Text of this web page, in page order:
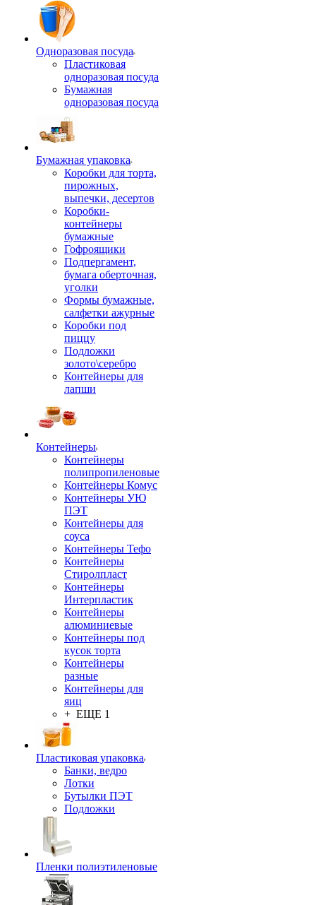
Одноразовая посуда
Пластиковая
одноразовая посуда
Бумажная
одноразовая посуда
Бумажная упаковка
Коробки для торта,
пирожных,
выпечки, десертов
Коробки-
контейнеры
бумажные
Гофроящики
Подпергамент,
бумага оберточная,
уголки
Формы бумажные,
салфетки ажурные
Коробки под
пиццу
Подложки
золото\серебро
Контейнеры для
лапши
Контейнеры
Контейнеры
полипропиленовые
Контейнеры Комус
Контейнеры УЮ
ПЭТ
Контейнеры для
соуса
Контейнеры Тефо
Контейнеры
Стиролпласт
Контейнеры
Интерпластик
Контейнеры
алюминиевые
Контейнеры под
кусок торта
Контейнеры
разные
Контейнеры для
яиц
+ ЕЩЕ 1
Пластиковая упаковка
Банки, ведро
Лотки
Бутылки ПЭТ
Подложки
Пленки полиэтиленовые